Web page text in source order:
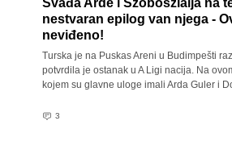
Svađa Arde i Szoboszlaija na
nestvaran epilog van njega -
neviđeno!
Turska je na Puskas Areni u Budimpešti
potvrdila je ostanak u A Ligi nacija. Na
kojem su glavne uloge imali Arda Guler i
3